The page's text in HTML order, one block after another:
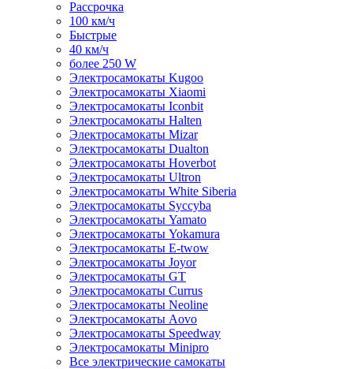
Рассрочка
100 км/ч
Быстрые
40 км/ч
более 250 W
Электросамокаты Kugoo
Электросамокаты Xiaomi
Электросамокаты Iconbit
Электросамокаты Halten
Электросамокаты Mizar
Электросамокаты Dualton
Электросамокаты Hoverbot
Электросамокаты Ultron
Электросамокаты White Siberia
Электросамокаты Syccyba
Электросамокаты Yamato
Электросамокаты Yokamura
Электросамокаты E-twow
Электросамокаты Joyor
Электросамокаты GT
Электросамокаты Currus
Электросамокаты Neoline
Электросамокаты Aovo
Электросамокаты Speedway
Электросамокаты Minipro
Все электрические самокаты